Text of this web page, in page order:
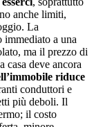
anche limiti,
La
a una
ma il prezzo di
casa deve ancora
riduce
conduttori e
più deboli. Il
il costo